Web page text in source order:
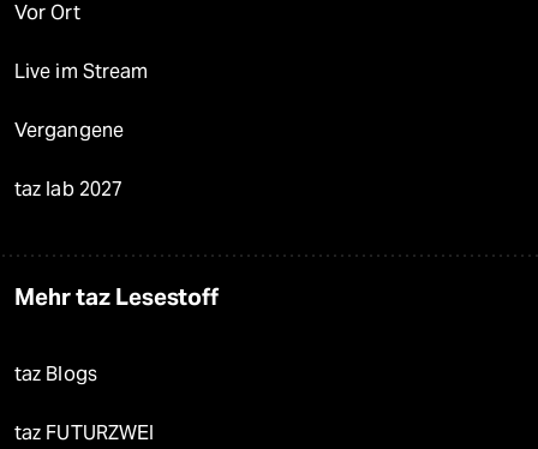
Vor Ort
Live im Stream
Vergangene
taz lab 2027
Mehr taz Lesestoff
taz Blogs
taz FUTURZWEI